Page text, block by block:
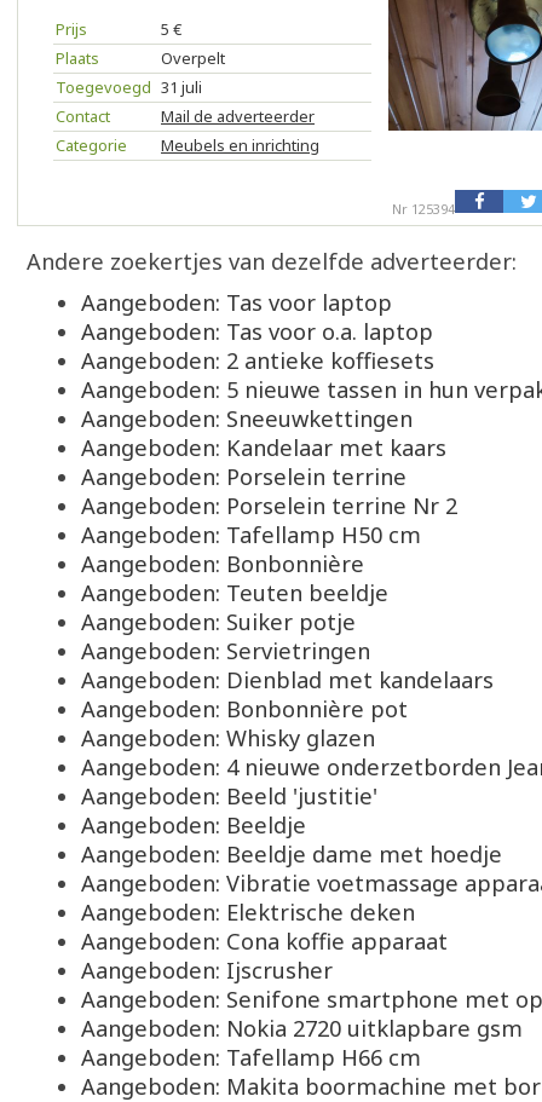
Prijs
5 €
Plaats
Overpelt
Toegevoegd 31 juli
Contact
Mail de adverteerder
Categorie
Meubels en inrichting
Nr 125394
Andere zoekertjes van dezelfde adverteerder:
Aangeboden: Tas voor laptop
Aangeboden: Tas voor o.a. laptop
Aangeboden: 2 antieke koffiesets
Aangeboden: 5 nieuwe tassen in hun
Aangeboden: Sneeuwkettingen
Aangeboden: Kandelaar met kaars
Aangeboden: Porselein terrine
Aangeboden: Porselein terrine Nr 2
Aangeboden: Tafellamp H50 cm
Aangeboden: Bonbonnière
Aangeboden: Teuten beeldje
Aangeboden: Suiker potje
Aangeboden: Servietringen
Aangeboden: Dienblad met kandelaars
Aangeboden: Bonbonnière pot
Aangeboden: Whisky glazen
Aangeboden: 4 nieuwe onderzetborden
Aangeboden: Beeld 'justitie'
Aangeboden: Beeldje
Aangeboden: Beeldje dame met hoedje
Aangeboden: Vibratie voetmassage
Aangeboden: Elektrische deken
Aangeboden: Cona koffie apparaat
Aangeboden: Ijscrusher
Aangeboden: Senifone smartphone met
Aangeboden: Nokia 2720 uitklapbare gsm
Aangeboden: Tafellamp H66 cm
Aangeboden: Makita boormachine met